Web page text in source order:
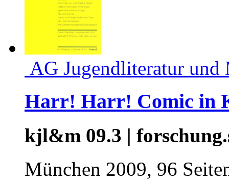
AG Jugendliteratur und
Harr! Harr! Comic in
kjl&m 09.3 |
München 2009, 96